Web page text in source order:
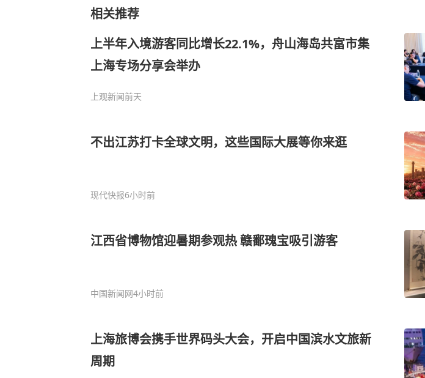
相关推荐
上半年入境游客同比增长22.1%，舟山海岛共富市集
上海专场分享会举办
上观新闻前天
不出江苏打卡全球文明，这些国际大展等你来逛
现代快报6小时前
江西省博物馆迎暑期参观热 赣鄱瑰宝吸引游客
中国新闻网4小时前
上海旅博会携手世界码头大会，开启中国滨水文旅新
周期